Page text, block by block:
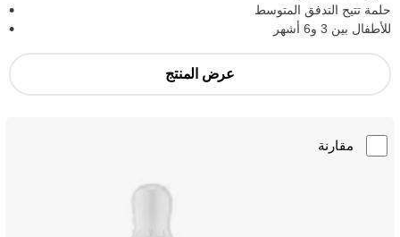
حلمة تتيح التدفق المتوسط
للأطفال بين 3 و6 أشهر
عرض المنتج
مقارنة